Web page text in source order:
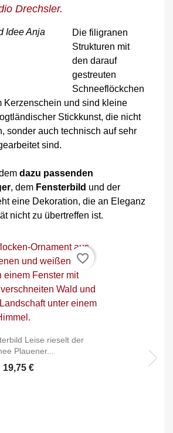
Drechsler.
Die filigranen
Strukturen mit
den darauf
gestreuten
Schneeflöckchen
Kerzenschein und sind kleine
Stickkunst, die nicht
sonder auch technisch auf sehr
sind.
dazu passenden
, dem Fensterbild und der
eine Dekoration, die an Eleganz
nicht zu übertreffen ist.
Leise rieselt der
Plauener...
19,75 €
favorite_border